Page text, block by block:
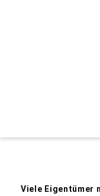
Viele Eigentümer